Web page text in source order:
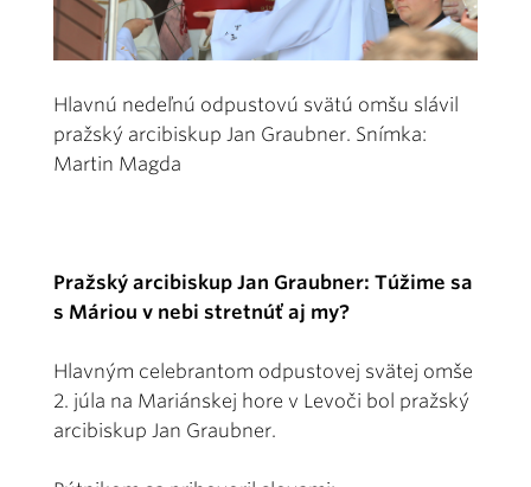
Hlavnú nedeľnú odpustovú svätú omšu slávil
pražský arcibiskup Jan Graubner. Snímka:
Martin Magda
Pražský arcibiskup Jan Graubner: Túžime sa
s Máriou v nebi stretnúť aj my?
Hlavným celebrantom odpustovej svätej omše
2. júla na Mariánskej hore v Levoči bol pražský
arcibiskup Jan Graubner.